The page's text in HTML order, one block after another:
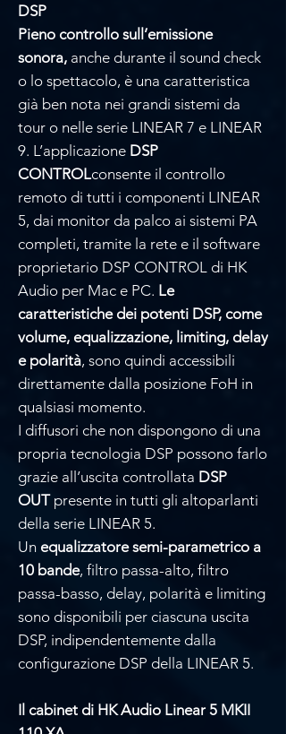
DSP
Pieno controllo sull’emissione
sonora, anche durante il sound check
o lo spettacolo, è una caratteristica
già ben nota nei grandi sistemi da
tour o nelle serie LINEAR 7 e LINEAR
9. L’applicazione DSP
CONTROLconsente il controllo
remoto di tutti i componenti LINEAR
5, dai monitor da palco ai sistemi PA
completi, tramite la rete e il software
proprietario DSP CONTROL di HK
Audio per Mac e PC. Le
caratteristiche dei potenti DSP, come
volume, equalizzazione, limiting, delay
e polarità, sono quindi accessibili
direttamente dalla posizione FoH in
qualsiasi momento.
I diffusori che non dispongono di una
propria tecnologia DSP possono farlo
grazie all’uscita controllata DSP
OUTpresente in tutti gli altoparlanti
della serie LINEAR 5.
Un equalizzatore semi-parametrico a
10 bande, filtro passa-alto, filtro
passa-basso, delay, polarità e limiting
sono disponibili per ciascuna uscita
DSP, indipendentemente dalla
configurazione DSP della LINEAR 5.
Il cabinet di HK Audio Linear 5 MKII